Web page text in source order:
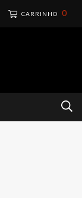
CARRINHO 0